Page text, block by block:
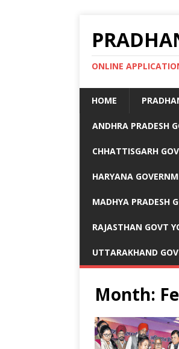
ONLINE
HOME
ANDHRA PRADESH
CHHATTISGARH
HARYANA
MADHYA PRADESH
RAJASTHAN GOVT
UTTARAKHAND
Month: